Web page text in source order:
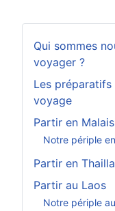
Qui sommes
voyager ?
Les
voyage
Partir en
Notre périple
Partir en
Partir au Laos
Notre périple